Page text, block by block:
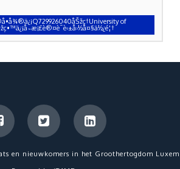
of
en nieuwkomers in het Groothertogdom